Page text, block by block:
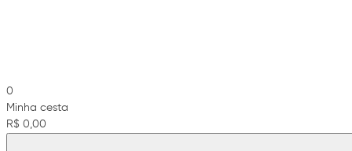
0
Minha cesta
R$ 0,00